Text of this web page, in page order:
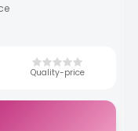
Quality-price